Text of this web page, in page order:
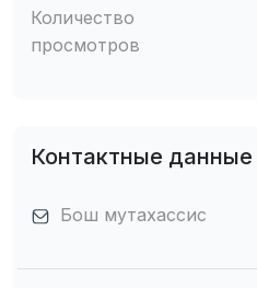
Количество
просмотров
Контактные данные
Бош мутахассис